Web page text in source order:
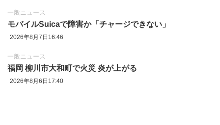
一般ニュース
モバイルSuicaで障害か「チャージできない」
2026年8月7日16:46
一般ニュース
福岡 柳川市大和町で火災 炎が上がる
2026年8月6日17:40